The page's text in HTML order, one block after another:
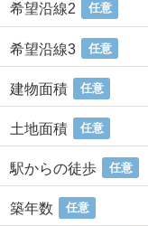
希望沿線2 任意
希望沿線3 任意
建物面積 任意
土地面積 任意
駅からの徒歩 任意
築年数 任意